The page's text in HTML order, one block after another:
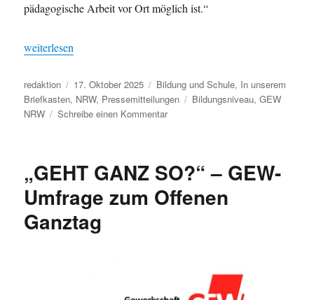
pädagogische Arbeit vor Ort möglich ist.“
„NRW-Schüler*innen schneiden unterdurchschnittlich ab“
weiterlesen
Autor
redaktion
Veröffentlicht
am
17. Oktober 2025 Kategorien
Bildung und Schule, In unserem
Briefkasten, NRW, Pressemitteilungen Schlagwörter
Bildungsniveau,GEW
NRW
Schreibe einen Kommentarzu
unterdurchschnittlich
„GEHT GANZ SO?“ – GEW-
Umfrage zum Offenen
Ganztag